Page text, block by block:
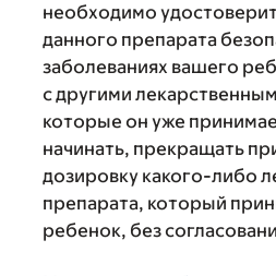
необходимо
данного препарата
заболеваниях вашего
с другими
которые он уже
начинать, прекращать
дозировку какого-либо
препарата, который
ребенок, без